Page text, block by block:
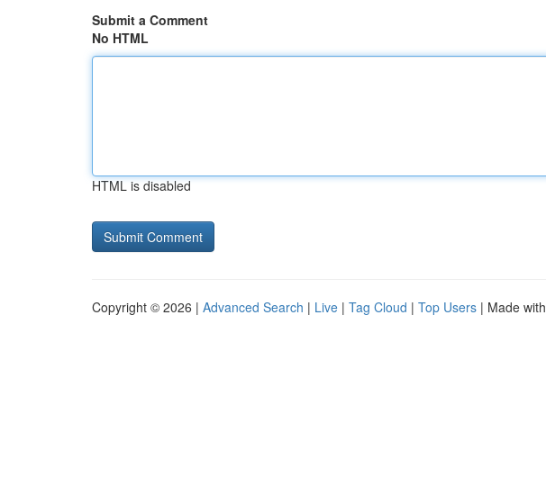
Submit a Comment
No HTML
HTML is disabled
Copyright © 2026 | Advanced Search | Live | Tag Cloud | Top Users | Made with